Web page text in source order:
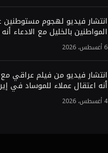
انتشار فيديو لهجوم مستوطنين
المواطنين بالخليل مع الادعاء
6 أغسطس، 2026
انتشار فيديو من فيلم عراقي مع
أنه اعتقال عملاء للموساد في
4 أغسطس، 2026